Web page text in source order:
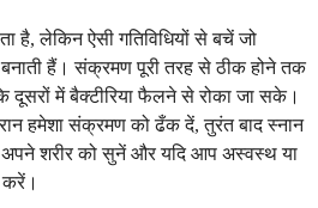
है, लेकिन ऐसी गतिविधियों से बचें जो
बनाती हैं। संक्रमण पूरी तरह से ठीक होने तक
दूसरों में बैक्टीरिया फैलने से रोका जा सके।
हमेशा संक्रमण को ढँक दें, तुरंत बाद स्नान
शरीर को सुनें और यदि आप अस्वस्थ या
करें।